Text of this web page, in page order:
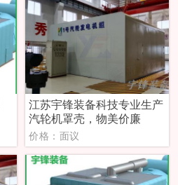
江苏宇锋装备科技专业生产
汽轮机罩壳，物美价廉
价格：面议